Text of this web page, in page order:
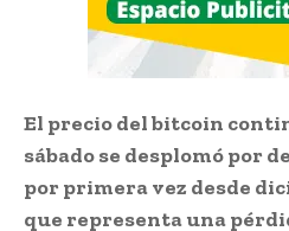
El precio del bitcoin
sábado se desplomó por
por primera vez desde
que representa una